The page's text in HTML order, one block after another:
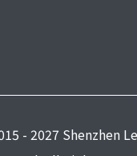
- 2027 Shenzhen